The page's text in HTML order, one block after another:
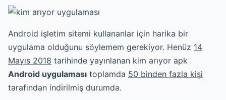
Android işletim sitemi kullananlar için harika bir
uygulama olduğunu söylemem gerekiyor. Henüz 14
Mayıs 2018 tarihinde yayınlanan kim arıyor apk
Android uygulaması toplamda 50 binden fazla kişi
tarafından indirilmiş durumda.